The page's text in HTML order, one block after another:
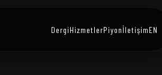
DergiHizmetlerPiyonİletişimEN